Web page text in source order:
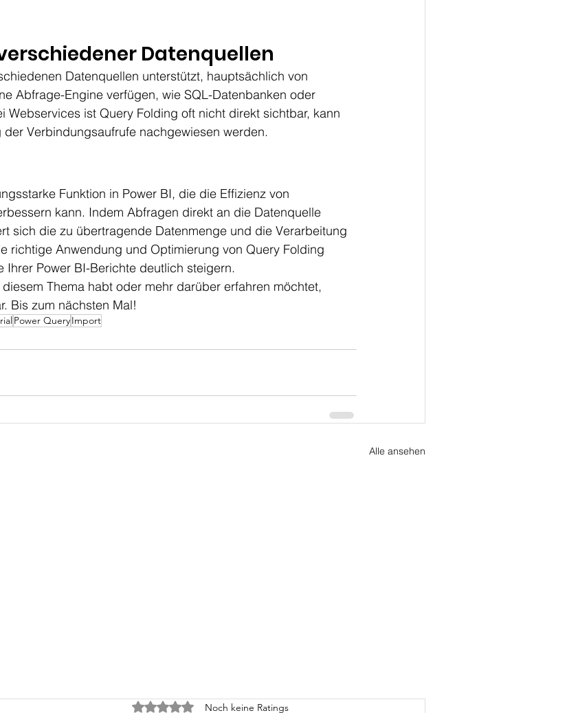
Datenquellen
Datenquellen unterstützt, hauptsächlich von
Abfrage-Engine verfügen, wie SQL-Datenbanken oder
Webservices ist Query Folding oft nicht direkt sichtbar, kann
Verbindungsaufrufe nachgewiesen werden.
Funktion in Power BI, die die Effizienz von
kann. Indem Abfragen direkt an die Datenquelle
sich die zu übertragende Datenmenge und die Verarbeitung
richtige Anwendung und Optimierung von Query Folding
Ihrer Power BI-Berichte deutlich steigern.
Thema habt oder mehr darüber erfahren möchtet,
Bis zum nächsten Mal!
Power QueryImport
Alle ansehen
Mit 0 von 5 Sternen bewertet.
Noch keine Ratings